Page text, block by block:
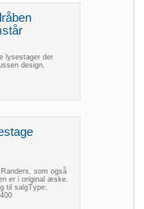
lysestager der
design,
som også
er i original æske.
til salgType: